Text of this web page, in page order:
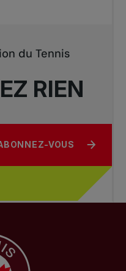
RIEN
du Tennis
VOUS